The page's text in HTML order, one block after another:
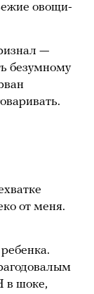
овощи-
—
безумному
от меня.
в шоке,